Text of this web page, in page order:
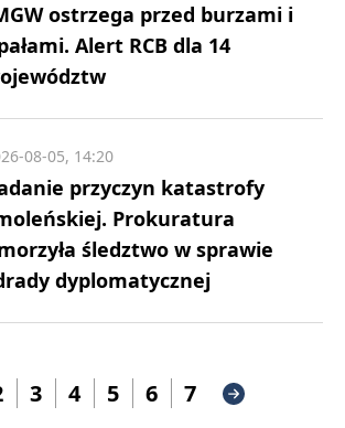
ostrzega przed burzami i
Alert RCB dla 14
przyczyn katastrofy
Prokuratura
śledztwo w sprawie
dyplomatycznej
08-05, 14:20
3 4 5 6 7